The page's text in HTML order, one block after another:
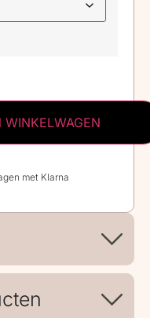
WINKELWAGEN
met Klarna